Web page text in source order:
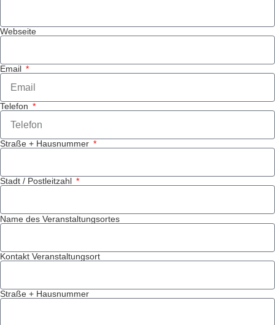
Webseite
Email
Telefon
Straße + Hausnummer
Stadt / Postleitzahl
Name des Veranstaltungsortes
Kontakt Veranstaltungsort
Straße + Hausnummer